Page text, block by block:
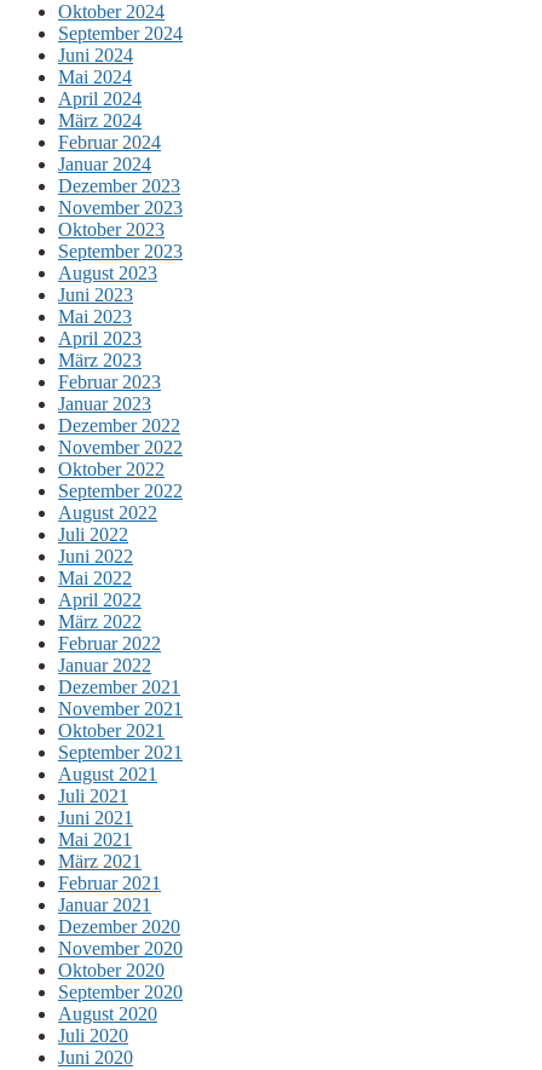
Oktober 2024
September 2024
Juni 2024
Mai 2024
April 2024
März 2024
Februar 2024
Januar 2024
Dezember 2023
November 2023
Oktober 2023
September 2023
August 2023
Juni 2023
Mai 2023
April 2023
März 2023
Februar 2023
Januar 2023
Dezember 2022
November 2022
Oktober 2022
September 2022
August 2022
Juli 2022
Juni 2022
Mai 2022
April 2022
März 2022
Februar 2022
Januar 2022
Dezember 2021
November 2021
Oktober 2021
September 2021
August 2021
Juli 2021
Juni 2021
Mai 2021
März 2021
Februar 2021
Januar 2021
Dezember 2020
November 2020
Oktober 2020
September 2020
August 2020
Juli 2020
Juni 2020